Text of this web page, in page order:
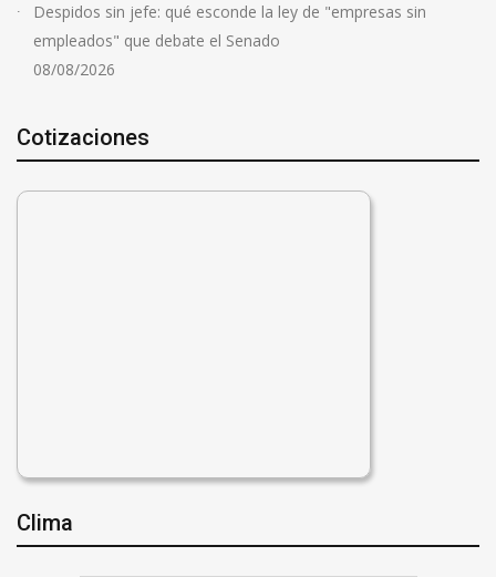
Despidos sin jefe: qué esconde la ley de "empresas sin
empleados" que debate el Senado
08/08/2026
Cotizaciones
Clima